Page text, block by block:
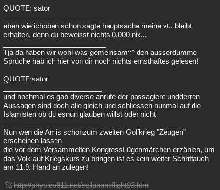
QUOTE: sator
eben wie ichoben schon sagte hauptsache meine vt.. bleibt
erhalten, denn du beweisst nichts 0,000 nix...
Tja da haben wir wohl was gemeinsam^^ den ausserdumme
Sprüche hab ich hier von dir noch nichts ernsthaftes gelesen!
QUOTE:sator
und nochmal es gab diverse anrufe der passagiere undderren
Aussagen sind doch alle gleich und schliessen nunmal auf die
Islamisten ob du esnun glauben willst oder nicht
Nun wen die Amis schonzum zweiten Golfkrieg "Zeugen"
erscheinen lassen
die vor dem Versammelten KongressLügenmärchen erzählen, um
das Volk auf Kriegskurs zu bringen ist es kein weiter Schrittauch
am 11.9. Hand an zulegen!
http://physics911.net/cellphoneflight93.htm